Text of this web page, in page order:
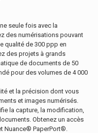
seule fois avec la
des numérisations pouvant
qualité de 300 ppp en
des projets à grands
de documents de 50
pour des volumes de 4 000
et la précision dont vous
et images numérisés.
la capture, la modification,
Obtenez un accès
Nuance® PaperPort®.